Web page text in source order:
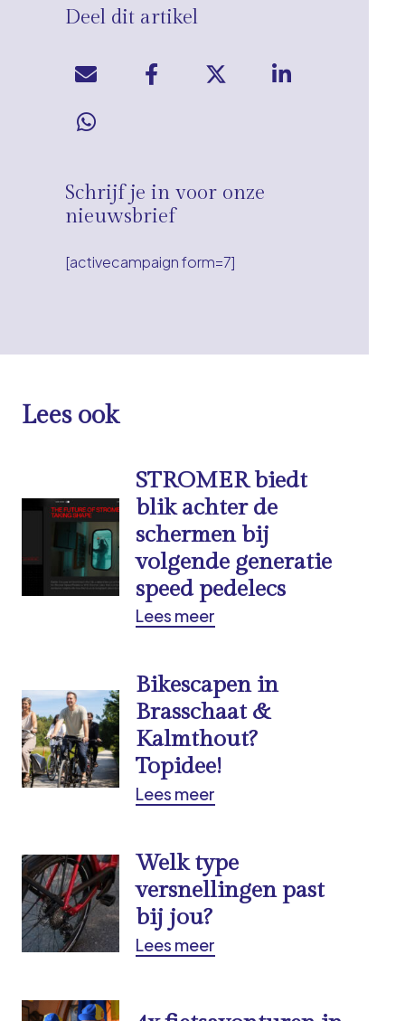
Deel dit artikel
Schrijf je in voor onze
nieuwsbrief
[activecampaign form=7]
Lees ook
STROMER biedt
blik achter de
schermen bij
volgende generatie
speed pedelecs
Lees meer
Bikescapen in
Brasschaat &
Kalmthout?
Topidee!
Lees meer
Welk type
versnellingen past
bij jou?
Lees meer